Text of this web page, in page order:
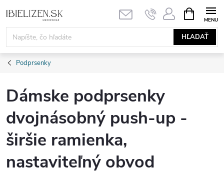
na
obsah
HĽADAŤ
KOŠÍK
Podprsenky
Dámske podprsenky
dvojnásobný push-up -
širšie ramienka,
nastaviteľný obvod